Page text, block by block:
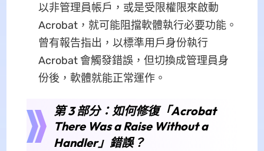
以非管理員帳戶，或是受限權限來啟動
Acrobat，就可能阻擋軟體執行必要功能。
曾有報告指出，以標準用戶身份執行
Acrobat 會觸發錯誤，但切換成管理員身
份後，軟體就能正常運作。
第 3 部分：如何修復「Acrobat
There Was a Raise Without a
Handler」錯誤？